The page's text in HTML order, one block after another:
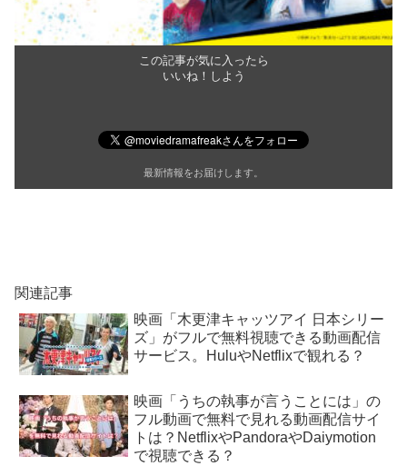
この記事が気に入ったら
いいね！しよう
最新情報をお届けします。
関連記事
映画「木更津キャッツアイ 日本シリー
ズ」がフルで無料視聴できる動画配信
サービス。HuluやNetflixで観れる？
映画「うちの執事が言うことには」の
フル動画で無料で見れる動画配信サイ
トは？NetflixやPandoraやDaiymotion
で視聴できる？